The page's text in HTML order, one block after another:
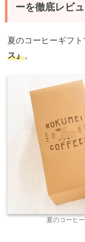
ーを徹底レビ
夏のコーヒーギフ
ス』。
夏のコーヒ